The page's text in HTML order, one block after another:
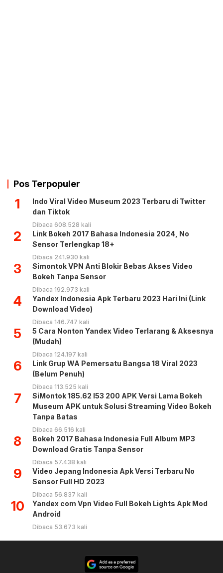
Pos Terpopuler
1
Indo Viral Video Museum 2023 Terbaru di Twitter
dan Tiktok
Dibaca 608.528 kali
2
Link Bokeh 2017 Bahasa Indonesia 2024, No
Sensor Terlengkap 18+
Dibaca 241.930 kali
3
Simontok VPN Anti Blokir Bebas Akses Video
Bokeh Tanpa Sensor
Dibaca 192.973 kali
4
Yandex Indonesia Apk Terbaru 2023 Hari Ini (Link
Download Video)
Dibaca 146.747 kali
5
5 Cara Nonton Yandex Video Terlarang & Aksesnya
(Mudah)
Dibaca 124.197 kali
6
Link Grup WA Pemersatu Bangsa 18 Viral 2023
(Belum Penuh)
Dibaca 113.525 kali
7
SiMontok 185.62 l53 200 APK Versi Lama Bokeh
Museum APK untuk Solusi Streaming Video Bokeh
Tanpa Batas
Dibaca 66.516 kali
8
Bokeh 2017 Bahasa Indonesia Full Album MP3
Download Gratis Tanpa Sensor
Dibaca 57.438 kali
9
Video Jepang Indonesia Apk Versi Terbaru No
Sensor Full HD 2023
Dibaca 56.837 kali
10
Yandex com Vpn Video Full Bokeh Lights Apk Mod
Android
Dibaca 53.673 kali